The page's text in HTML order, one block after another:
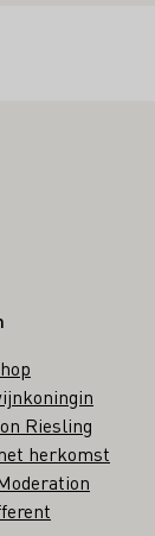
Riesling
herkomst